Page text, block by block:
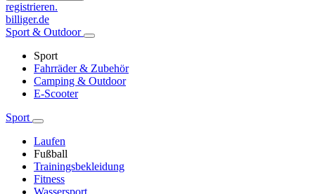
registrieren.
billiger.de
Sport & Outdoor
Sport
Fahrräder & Zubehör
Camping & Outdoor
E-Scooter
Sport
Laufen
Fußball
Trainingsbekleidung
Fitness